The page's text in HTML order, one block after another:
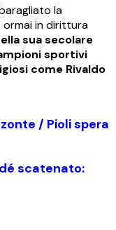
la
ormai in dirittura
sua secolare
sportivi
come Rivaldo
/ Pioli spera
scatenato: